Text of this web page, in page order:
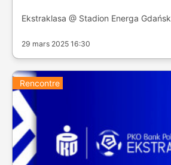
Ekstraklasa @ Stadion Energa Gdańsk
29 mars 2025 16:30
Rencontre